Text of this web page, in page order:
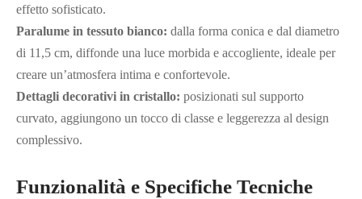
effetto sofisticato.
Paralume in tessuto bianco: dalla forma conica e dal diametro
di 11,5 cm, diffonde una luce morbida e accogliente, ideale per
creare un’atmosfera intima e confortevole.
Dettagli decorativi in cristallo: posizionati sul supporto
curvato, aggiungono un tocco di classe e leggerezza al design
complessivo.
Funzionalità e Specifiche Tecniche